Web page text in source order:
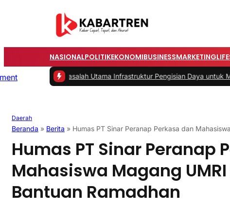
NASIONALPOLITIKEKONOMIBUSINESSMARKETING
-Masalah Utama Infrastruktur Pengisian Daya untuk Mobil Listrik
Daerah
Beranda » Berita » Humas PT Sinar Peranap Perkasa dan
Humas PT Sinar Peranap
Mahasiswa Magang
Bantuan Ramadhan